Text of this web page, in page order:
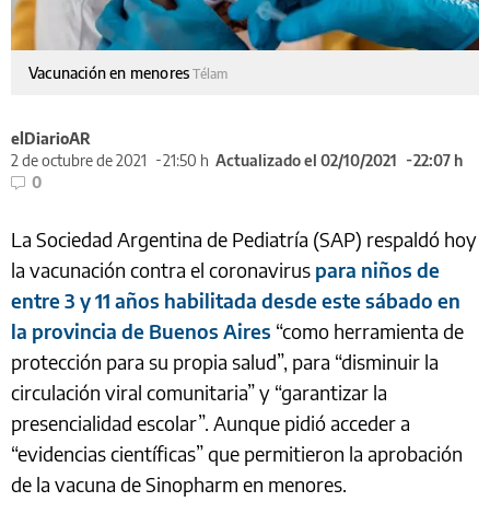
Vacunación en menoresTélam
elDiarioAR
2 de octubre de 2021
21:50 h Actualizado el 02/10/2021
22:07 h
0
La Sociedad Argentina de Pediatría (SAP) respaldó hoy
la vacunación contra el coronavirus para niños de
entre 3 y 11 años habilitada desde este sábado en
la provincia de Buenos Aires “como herramienta de
protección para su propia salud”, para “disminuir la
circulación viral comunitaria” y “garantizar la
presencialidad escolar”. Aunque pidió acceder a
“evidencias científicas” que permitieron la aprobación
de la vacuna de Sinopharm en menores.